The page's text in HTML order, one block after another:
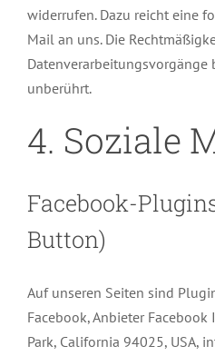
widerrufen. Dazu reicht eine
Mail an uns. Die
unberührt.
4. Soziale
Facebook-
Button)
Auf unseren Seiten sind
Facebook, Anbieter Facebook
Park, California 94025, USA,